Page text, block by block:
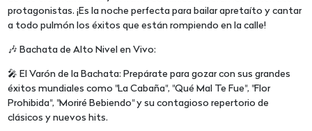
protagonistas. ¡Es la noche perfecta para bailar apretaíto y cantar
a todo pulmón los éxitos que están rompiendo en la calle!
🎶 Bachata de Alto Nivel en Vivo:
🎤 El Varón de la Bachata: Prepárate para gozar con sus grandes
éxitos mundiales como "La Cabaña", "Qué Mal Te Fue", "Flor
Prohibida", "Moriré Bebiendo" y su contagioso repertorio de
clásicos y nuevos hits.